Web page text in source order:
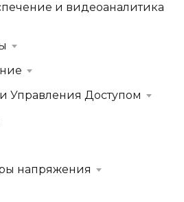
и видеоаналитика
Управления Доступом
напряжения